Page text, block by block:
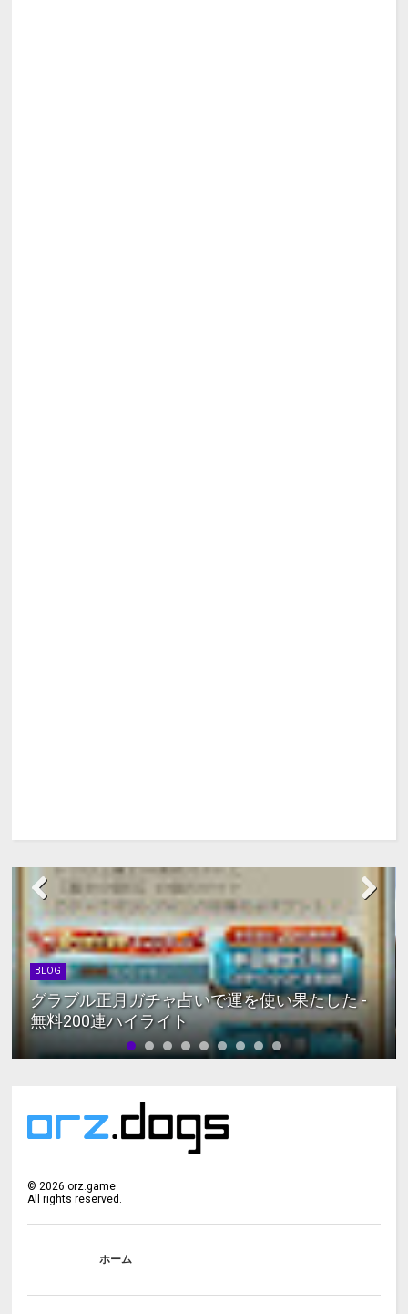
BLOG
グラブル正月ガチャ占いで運を使い果たした -
無料200連ハイライト
© 2026 orz.game
All rights reserved.
ホーム